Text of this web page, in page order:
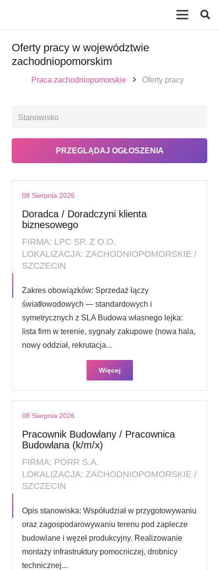
Oferty pracy w województwie
zachodniopomorskim
Praca zachodniopomorskie Oferty pracy
08 Sierpnia 2026
Doradca / Doradczyni klienta
biznesowego
FIRMA: LPC SP. Z O.O.
LOKALIZACJA: ZACHODNIOPOMORSKIE /
SZCZECIN
Zakres obowiązków: Sprzedaż łączy
światłowodowych — standardowych i
symetrycznych z SLA Budowa własnego lejka:
lista firm w terenie, sygnały zakupowe (nowa hala,
nowy oddział, rekrutacja...
Więcej
08 Sierpnia 2026
Pracownik Budowlany / Pracownica
Budowlana (k/m/x)
FIRMA: PORR S.A.
LOKALIZACJA: ZACHODNIOPOMORSKIE /
SZCZECIN
Opis stanowiska: Współudział w przygotowywaniu
oraz zagospodarowywaniu terenu pod zaplecze
budowlane i węzeł produkcyjny. Realizowanie
montaży infrastruktury pomocniczej, drobnicy
technicznej...